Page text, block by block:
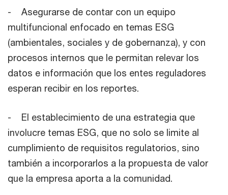
- Asegurarse de contar con un equipo
multifuncional enfocado en temas ESG
(ambientales, sociales y de gobernanza), y con
procesos internos que le permitan relevar los
datos e información que los entes reguladores
esperan recibir en los reportes.
- El establecimiento de una estrategia que
involucre temas ESG, que no solo se limite al
cumplimiento de requisitos regulatorios, sino
también a incorporarlos a la propuesta de valor
que la empresa aporta a la comunidad.